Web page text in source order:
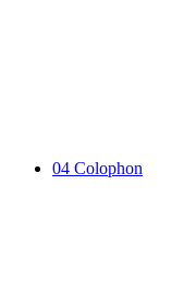
04 Colophon